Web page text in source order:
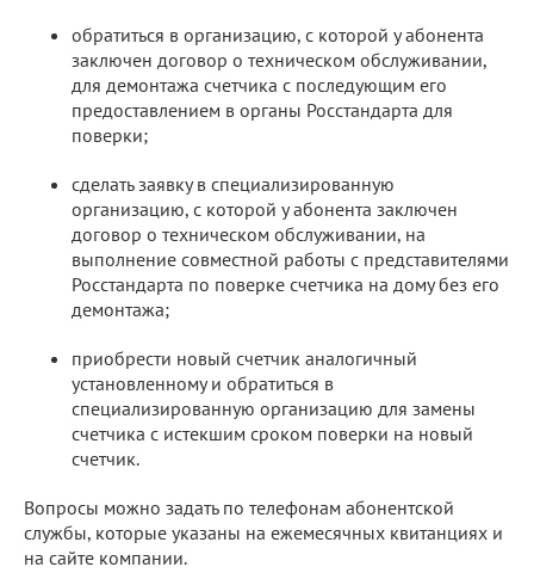
обратиться в организацию, с которой у абонента
заключен договор о техническом обслуживании,
для демонтажа счетчика с последующим его
предоставлением в органы Росстандарта для
поверки;
сделать заявку в специализированную
организацию, с которой у абонента заключен
договор о техническом обслуживании, на
выполнение совместной работы с представителями
Росстандарта по поверке счетчика на дому без его
демонтажа;
приобрести новый счетчик аналогичный
установленному и обратиться в
специализированную организацию для замены
счетчика с истекшим сроком поверки на новый
счетчик.
Вопросы можно задать по телефонам абонентской
службы, которые указаны на ежемесячных квитанциях и
на сайте компании.